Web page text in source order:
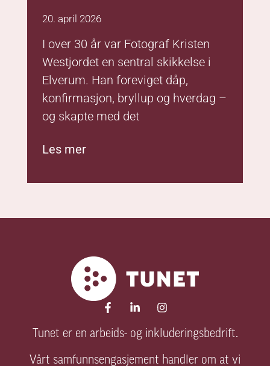
20. april 2026
I over 30 år var Fotograf Kristen
Westjordet en sentral skikkelse i
Elverum. Han foreviget dåp,
konfirmasjon, bryllup og hverdag –
og skapte med det
Les mer
Tunet er en arbeids- og inkluderingsbedrift.
Vårt samfunnsengasjement handler om at vi